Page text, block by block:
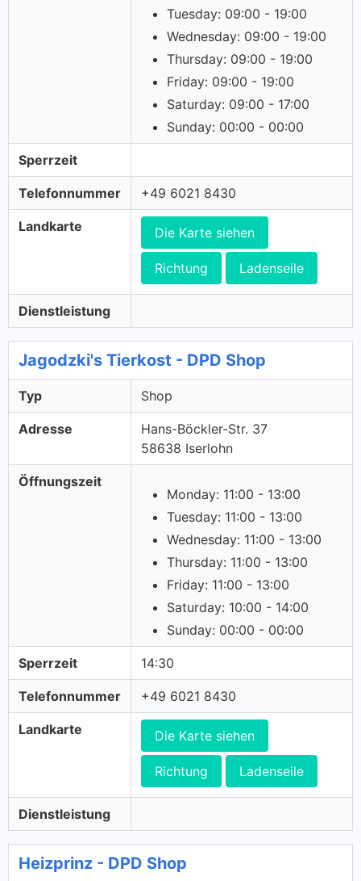
Tuesday: 09:00 - 19:00
Wednesday: 09:00 - 19:00
Thursday: 09:00 - 19:00
Friday: 09:00 - 19:00
Saturday: 09:00 - 17:00
Sunday: 00:00 - 00:00
Sperrzeit
Telefonnummer +49 6021 8430
Landkarte Die Karte siehen
Richtung Ladenseile
Dienstleistung
Jagodzki's Tierkost - DPD Shop
Typ Shop
Adresse
Hans-Böckler-Str. 37
58638 Iserlohn
Öffnungszeit
Monday: 11:00 - 13:00
Tuesday: 11:00 - 13:00
Wednesday: 11:00 - 13:00
Thursday: 11:00 - 13:00
Friday: 11:00 - 13:00
Saturday: 10:00 - 14:00
Sunday: 00:00 - 00:00
Sperrzeit 14:30
Telefonnummer +49 6021 8430
Landkarte Die Karte siehen
Richtung Ladenseile
Dienstleistung
Heizprinz - DPD Shop